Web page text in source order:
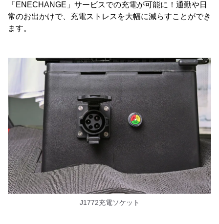
「ENECHANGE」サービスでの充電が可能に！通勤や日
常のお出かけで、充電ストレスを大幅に減らすことができ
ます。
J1772充電ソケット